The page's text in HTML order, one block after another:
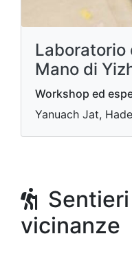
Laboratorio
Mano di
Workshop ed
Yanuach Jat,
vicinanze